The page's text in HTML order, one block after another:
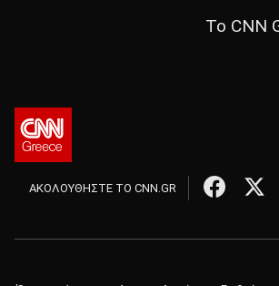
Το CNN
ΑΚΟΛΟΥΘΗΣΤΕ ΤΟ CNN.GR